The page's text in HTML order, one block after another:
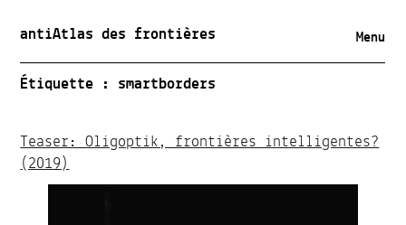
antiAtlas des frontières Menu
Étiquette : smartborders
Teaser: Oligoptik, frontières intelligentes?
(2019)